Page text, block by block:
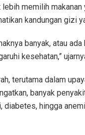
memilih makanan
kandungan gizi
banyak, atau
kesehatan,”
terutama dalam
banyak
hingga